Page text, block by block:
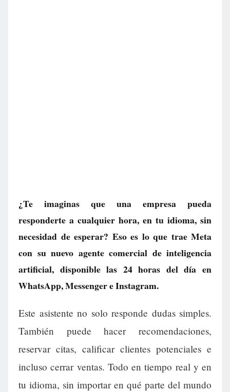
¿Te imaginas que una empresa pueda
responderte a cualquier hora, en tu idioma, sin
necesidad de esperar? Eso es lo que trae Meta
con su nuevo agente comercial de inteligencia
artificial, disponible las 24 horas del día en
WhatsApp, Messenger e Instagram.
Este asistente no solo responde dudas simples.
También puede hacer recomendaciones,
reservar citas, calificar clientes potenciales e
incluso cerrar ventas. Todo en tiempo real y en
tu idioma, sin importar en qué parte del mundo